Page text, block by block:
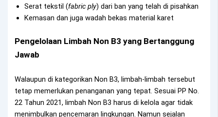
Serat tekstil (fabric ply) dari ban yang telah di pisahkan
Kemasan dan juga wadah bekas material karet
Pengelolaan Limbah Non B3 yang Bertanggung
Jawab
Walaupun di kategorikan Non B3, limbah-limbah tersebut
tetap memerlukan penanganan yang tepat. Sesuai PP No.
22 Tahun 2021, limbah Non B3 harus di kelola agar tidak
menimbulkan pencemaran lingkungan. Namun sejalan